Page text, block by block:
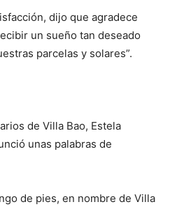
dijo que agradece
un sueño tan deseado
parcelas y solares”.
de Villa Bao, Estela
unas palabras de
de pies, en nombre de Villa